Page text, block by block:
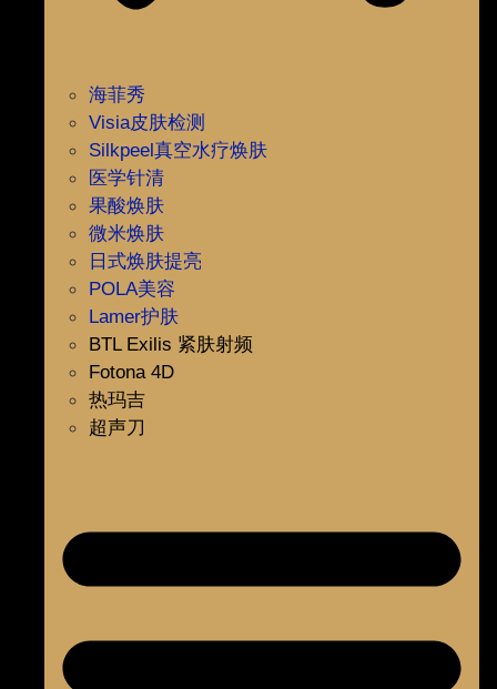
海菲秀
Visia皮肤检测
Silkpeel真空水疗焕肤
医学针清
果酸焕肤
微米焕肤
日式焕肤提亮
POLA美容
Lamer护肤
BTL Exilis 紧肤射频
Fotona 4D
热玛吉
超声刀